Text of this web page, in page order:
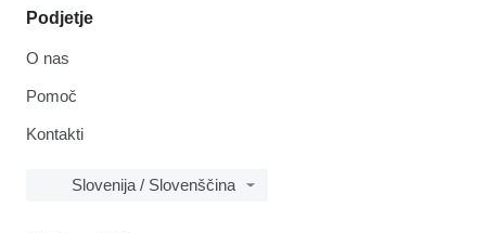
Podjetje
O nas
Pomoč
Kontakti
Slovenija / Slovenščina